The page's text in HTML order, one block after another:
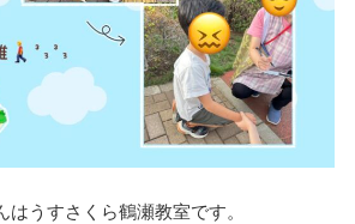
はうすさくら鶴瀬教室です。